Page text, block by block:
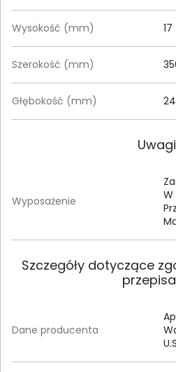
Wysokość (mm) 17
Szerokość (mm)
Głębokość (mm)
Uwagi
Wyposażenie
W
Szczegóły dotyczące
Dane producenta